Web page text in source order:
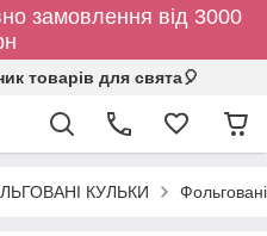
замовлення від 3000
товарів для свята🎈
КУЛЬКИ